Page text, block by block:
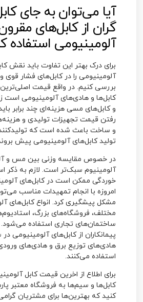
آیا می‌توان به جای
گران از کابل‌های
آلومینیومی استفاده
برای درک بهتر این تفاوت باید نقش
آلومینیومی را در کابل‌های فشار
بررسی کنیم. در واقع قیمت اصلی‌ترین
کابل‌ها و هادی‌های آلومینیومی است
و کابل‌های مسی هزینه‌ای چند برابر
رفتن قیمت تجهیزات تولیدی و
و ساخت باعث شده است که
تولید کابل‌های آلومینیومی پیش
در خصوص مقایسه وزنی بین مس و
آلومینیوم سبک‌تر است. لازم به
خوردگی ممکن است در کابل‌های
امروزه با انجام تمهیدات مناسب
مشکل پیشگیری کرد. انواع کابل‌های
مختلف، فروشگاه‌های بزرگ،
ساختمان‌های تجاری استفاده
پیمانکاران از کابل‌های آلومینیومی در
هادی‌های توزیع برق و هادی‌‌های
استفاده می‌‌کنند.
کابل‌ها و سیم‌ها به فروشگاه معتبر
کنید که بهترین‌ها برای مشتریان